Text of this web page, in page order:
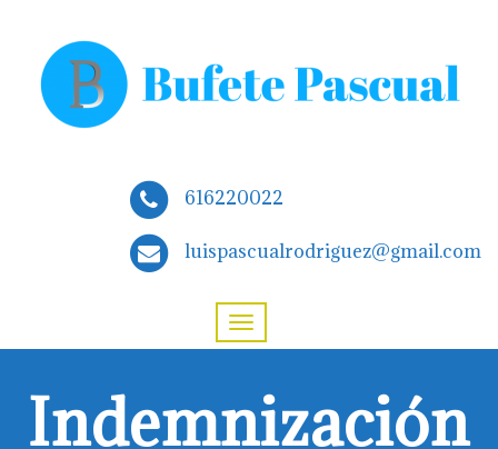
616220022
luispascualrodriguez@gmail.com
Indemnización